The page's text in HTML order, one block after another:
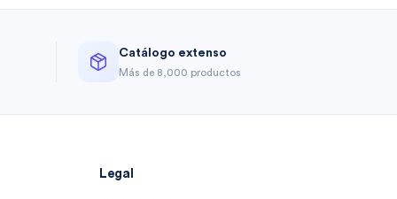
Catálogo extenso
Más de 8,000 productos
Legal